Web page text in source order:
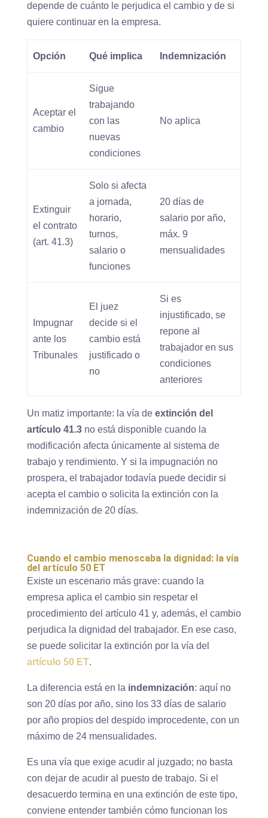
depende de cuánto le perjudica el cambio y de si
quiere continuar en la empresa.
Opción Qué implica Indemnización
Aceptar el
cambio
Sigue
trabajando
con las
nuevas
condiciones
No aplica
Extinguir
el contrato
(art. 41.3)
Solo si afecta
a jornada,
horario,
turnos,
salario o
funciones
20 días de
salario por año,
máx. 9
mensualidades
Impugnar
ante los
Tribunales
El juez
decide si el
cambio está
justificado o
no
Si es
injustificado, se
repone al
trabajador en sus
condiciones
anteriores
Un matiz importante: la vía de extinción del
artículo 41.3no está disponible cuando la
modificación afecta únicamente al sistema de
trabajo y rendimiento. Y si la impugnación no
prospera, el trabajador todavía puede decidir si
acepta el cambio o solicita la extinción con la
indemnización de 20 días.
Cuando el cambio menoscaba la dignidad: la vía
del artículo 50 ET
Existe un escenario más grave: cuando la
empresa aplica el cambio sin respetar el
procedimiento del artículo 41 y, además, el cambio
perjudica la dignidad del trabajador. En ese caso,
se puede solicitar la extinción por la vía del
artículo 50 ET.
La diferencia está en la indemnización: aquí no
son 20 días por año, sino los 33 días de salario
por año propios del despido improcedente, con un
máximo de 24 mensualidades.
Es una vía que exige acudir al juzgado; no basta
con dejar de acudir al puesto de trabajo. Si el
desacuerdo termina en una extinción de este tipo,
conviene entender también cómo funcionan los